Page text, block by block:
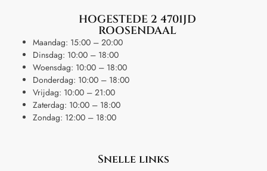
HOGESTEDE 2 4701JD
ROOSENDAAL
Maandag: 15:00 – 20:00
Dinsdag: 10:00 – 18:00
Woensdag: 10:00 – 18:00
Donderdag: 10:00 – 18:00
Vrijdag: 10:00 – 21:00
Zaterdag: 10:00 – 18:00
Zondag: 12:00 – 18:00
Snelle links